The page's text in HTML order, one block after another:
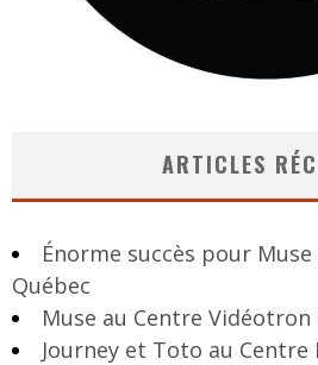
ARTICLES
Énorme succès pour
Québec
Muse au Centre Vidéotron
Journey et Toto au Centre